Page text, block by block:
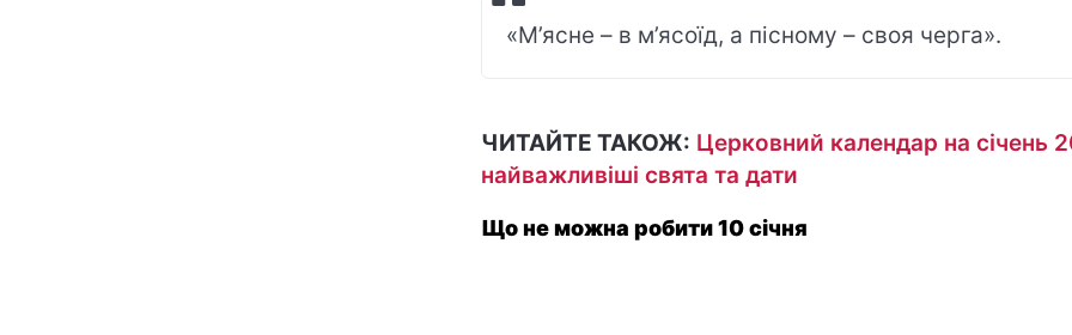
«М’ясне – в м’ясоїд, а пісному – своя черга».
ЧИТАЙТЕ ТАКОЖ: Церковний календар на січень
найважливіші свята та дати
Що не можна робити 10 січня